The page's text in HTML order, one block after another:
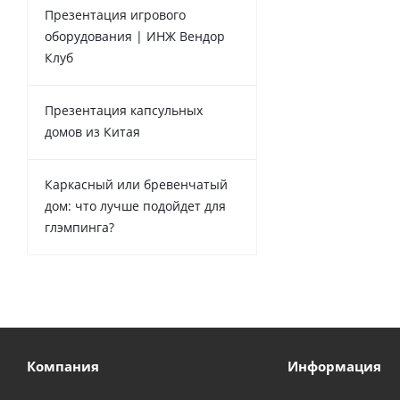
Презентация игрового
оборудования | ИНЖ Вендор
Клуб
Презентация капсульных
домов из Китая
Каркасный или бревенчатый
дом: что лучше подойдет для
глэмпинга?
Компания Информация